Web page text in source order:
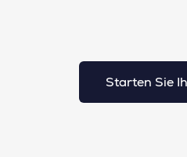
Starten Sie